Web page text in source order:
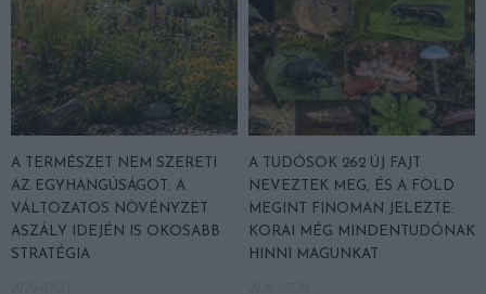
A TERMÉSZET NEM SZERETI
AZ EGYHANGÚSÁGOT: A
VÁLTOZATOS NÖVÉNYZET
ASZÁLY IDEJÉN IS OKOSABB
STRATÉGIA
A TUDÓSOK 262 ÚJ FAJT
NEVEZTEK MEG, ÉS A FÖLD
MEGINT FINOMAN JELEZTE:
KORAI MÉG MINDENTUDÓNAK
HINNI MAGUNKAT